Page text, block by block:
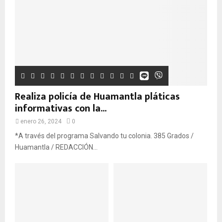
Realiza policía de Huamantla pláticas
informativas con la...
enero 26, 2024 0
*A través del programa Salvando tu colonia. 385 Grados /
Huamantla / REDACCIÓN...